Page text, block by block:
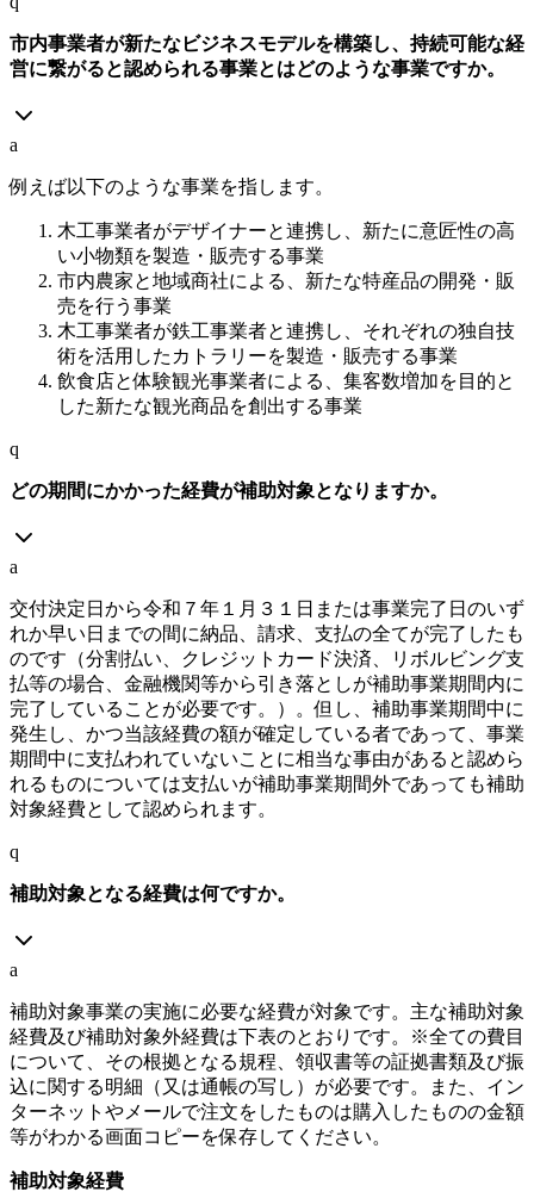
市内事業者が新たなビジネスモデルを構築し、持続可能な経
営に繋がると認められる事業とはどのような事業ですか。
a
例えば以下のような事業を指します。
木工事業者がデザイナーと連携し、新たに意匠性の高
い小物類を製造・販売する事業
市内農家と地域商社による、新たな特産品の開発・販
売を行う事業
木工事業者が鉄工事業者と連携し、それぞれの独自技
術を活用したカトラリーを製造・販売する事業
飲食店と体験観光事業者による、集客数増加を目的と
した新たな観光商品を創出する事業
q
どの期間にかかった経費が補助対象となりますか。
a
交付決定日から令和７年１月３１日または事業完了日のいず
れか早い日までの間に納品、請求、支払の全てが完了したも
のです（分割払い、クレジットカード決済、リボルビング支
払等の場合、金融機関等から引き落としが補助事業期間内に
完了していることが必要です。）。但し、補助事業期間中に
発生し、かつ当該経費の額が確定している者であって、事業
期間中に支払われていないことに相当な事由があると認めら
れるものについては支払いが補助事業期間外であっても補助
対象経費として認められます。
q
補助対象となる経費は何ですか。
a
補助対象事業の実施に必要な経費が対象です。主な補助対象
経費及び補助対象外経費は下表のとおりです。※全ての費目
について、その根拠となる規程、領収書等の証拠書類及び振
込に関する明細（又は通帳の写し）が必要です。また、イン
ターネットやメールで注文をしたものは購入したものの金額
等がわかる画面コピーを保存してください。
補助対象経費